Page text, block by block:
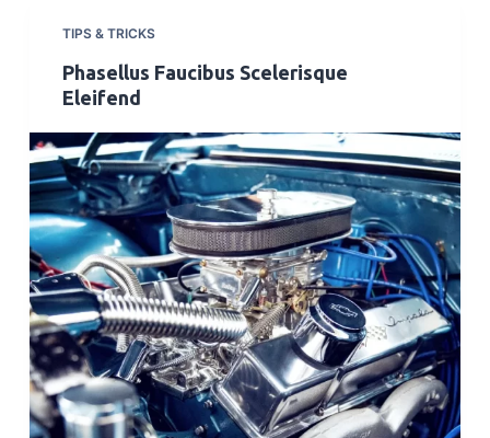
TIPS & TRICKS
Phasellus Faucibus Scelerisque
Eleifend